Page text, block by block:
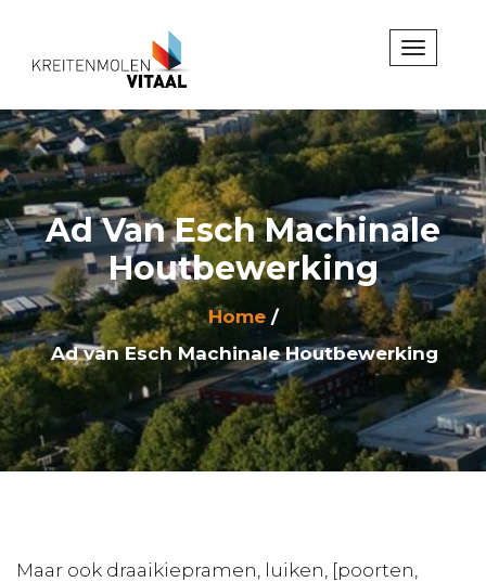
Ad Van Esch Machinale
Houtbewerking
Home
Ad van Esch Machinale Houtbewerking
Maar ook draaikiepramen, luiken, [poorten,